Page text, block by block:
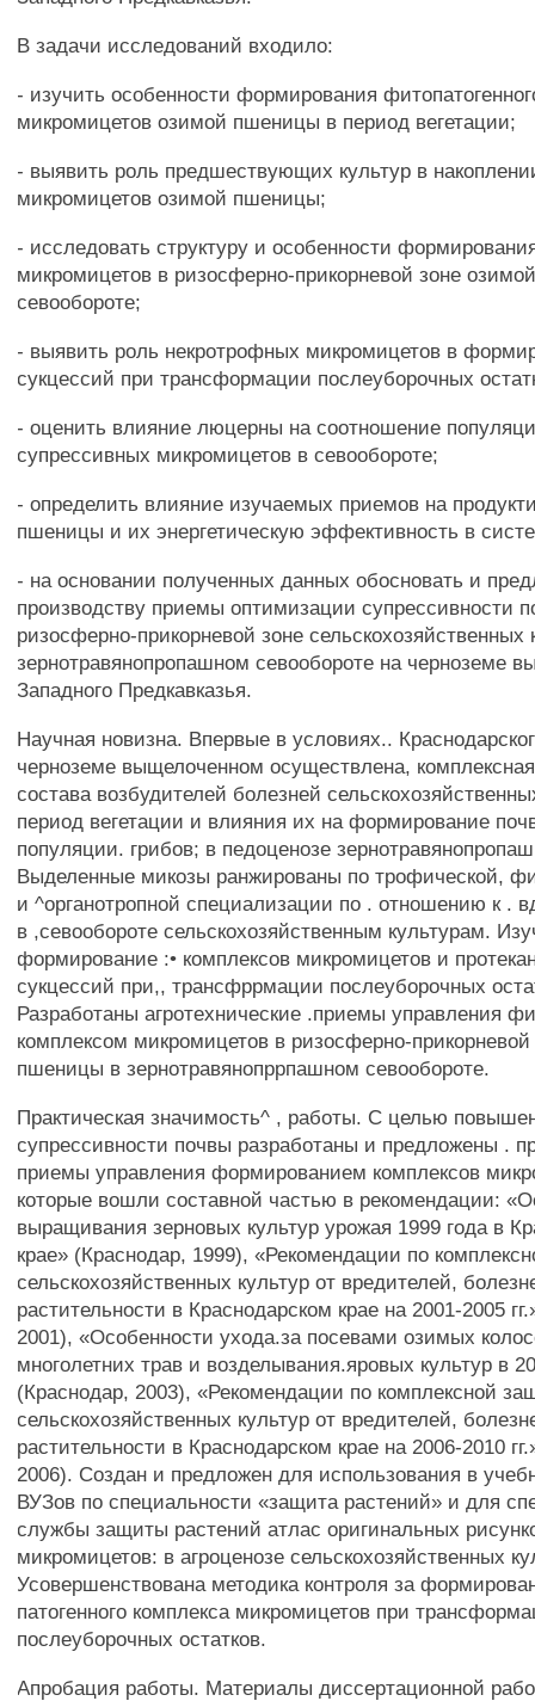
В задачи исследований входило:
- изучить особенности формирования
микромицетов озимой пшеницы в период вегетации;
- выявить роль предшествующих культур в
микромицетов озимой пшеницы;
- исследовать структуру и особенности
микромицетов в ризосферно-прикорневой зоне
севообороте;
- выявить роль некротрофных микромицетов в
сукцессий при трансформации послеуборочных
- оценить влияние люцерны на соотношение
супрессивных микромицетов в севообороте;
- определить влияние изучаемых приемов на
пшеницы и их энергетическую эффективность в
- на основании полученных данных обосновать и
производству приемы оптимизации супрессивности
ризосферно-прикорневой зоне сельскохозяйственных
зернотравянопропашном севообороте на черноземе
Западного Предкавказья.
Научная новизна. Впервые в условиях..
черноземе выщелоченном осуществлена,
состава возбудителей болезней
период вегетации и влияния их на формирование
популяции. грибов; в педоценозе
Выделенные микозы ранжированы по трофической,
и ^органотропной специализации по . отношению к .
в ,севообороте сельскохозяйственным культурам.
формирование :• комплексов микромицетов и
сукцессий при,, трансфррмации послеуборочных
Разработаны агротехнические .приемы управления
комплексом микромицетов в ризосферно-
пшеницы в зернотравянопррпашном севообороте.
Практическая значимость^ , работы. С целью
супрессивности почвы разработаны и предложены .
приемы управления формированием комплексов
которые вошли составной частью в рекомендации:
выращивания зерновых культур урожая 1999 года в
крае» (Краснодар, 1999), «Рекомендации по
сельскохозяйственных культур от вредителей,
растительности в Краснодарском крае на 2001-2005
2001), «Особенности ухода.за посевами озимых
многолетних трав и возделывания.яровых культур в
(Краснодар, 2003), «Рекомендации по комплексной
сельскохозяйственных культур от вредителей,
растительности в Краснодарском крае на 2006-2010
2006). Создан и предложен для использования в
ВУЗов по специальности «защита растений» и для
службы защиты растений атлас оригинальных
микромицетов: в агроценозе сельскохозяйственных
Усовершенствована методика контроля за
патогенного комплекса микромицетов при
послеуборочных остатков.
Апробация работы. Материалы диссертационной